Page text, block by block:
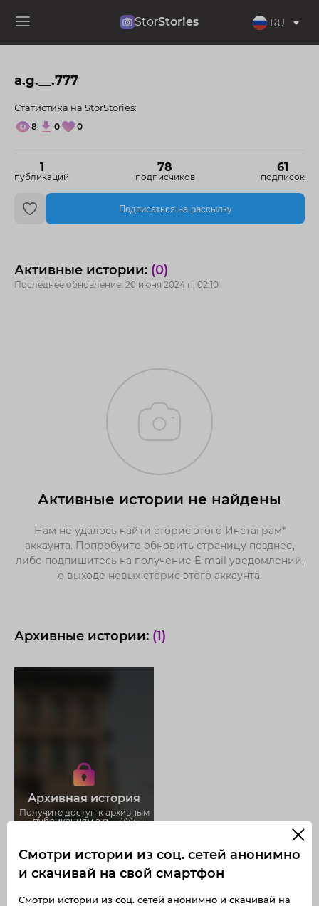
StorStories RU
a.g.__.777
1
публикаций
78
подписчиков
61
подписок
Статистика на StorStories:
8 0 0
Подписаться на рассылку
Активные истории: (0)
Последнее обновление: 20 июня 2024 г., 02:10
Активные истории не найдены
Нам не удалось найти сторис этого Инстаграм*
аккаунта. Попробуйте обновить страницу позднее,
либо подпишитесь на получение E-mail уведомлений,
о выходе новых сторис этого аккаунта.
Архивные истории: (1)
Архивная история
Получите доступ к архивным
публикациям a.g.__.777
Получите доступ к архивным
историям a.g.__.777
Не отвлекайтесь на рекламу
Загружайте истории без
ограничений
Смотри истории из соц. сетей анонимно
и скачивай на свой смартфон
Смотри истории из соц. сетей анонимно и скачивай на